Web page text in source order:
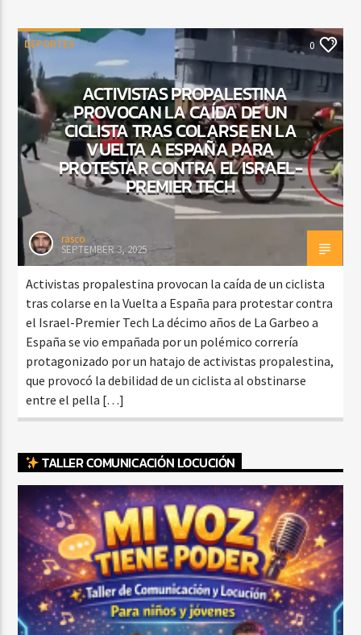
DEPORTES 0
ACTIVISTAS PROPALESTINA
PROVOCAN LA CAÍDA DE UN
CICLISTA TRAS COLARSE EN LA
VUELTA A ESPAÑA PARA
PROTESTAR CONTRA EL ISRAEL-
PREMIER TECH
rasco
SEPTEMBER 3, 2025
Activistas propalestina provocan la caída de un ciclista
tras colarse en la Vuelta a España para protestar contra
el Israel-Premier Tech La décimo años de La Garbeo a
España se vio empañada por un polémico correría
protagonizado por un hatajo de activistas propalestina,
que provocó la debilidad de un ciclista al obstinarse
entre el pella […]
TALLER COMUNICACIÓN LOCUCIÓN